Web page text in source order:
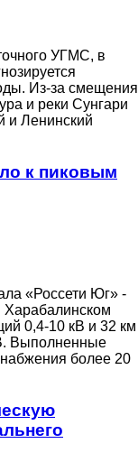
УГМС, в
Из-за смещения
и реки Сунгари
и Ленинский
к пиковым
«Россети Юг» -
Харабалинском
0,4-10 кВ и 32 км
Выполненные
более 20